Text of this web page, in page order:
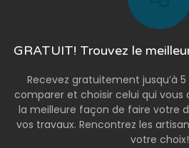
GRATUIT! Trouvez le
Recevez gratuitement jusqu’à
comparer et choisir celui qui vous
la meilleure façon de faire votre
vos travaux. Rencontrez les
votre choix!